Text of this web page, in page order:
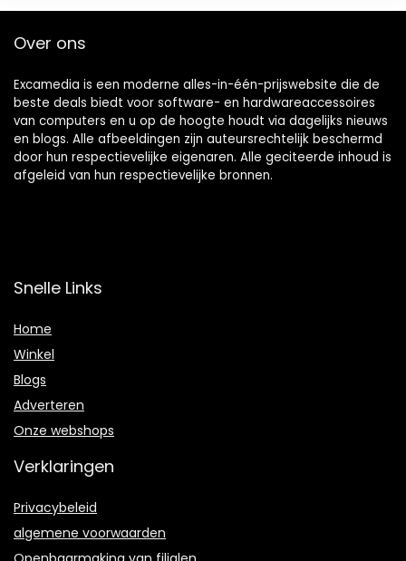
Over ons
Excamedia is een moderne alles-in-één-prijswebsite die de
beste deals biedt voor software- en hardwareaccessoires
van computers en u op de hoogte houdt via dagelijks nieuws
en blogs. Alle afbeeldingen zijn auteursrechtelijk beschermd
door hun respectievelijke eigenaren. Alle geciteerde inhoud is
afgeleid van hun respectievelijke bronnen.
Snelle Links
Home
Winkel
Blogs
Adverteren
Onze webshops
Verklaringen
Privacybeleid
algemene voorwaarden